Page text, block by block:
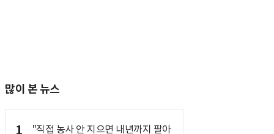
많이 본 뉴스
1
"직접 농사 안 지으면 내년까지 팔아